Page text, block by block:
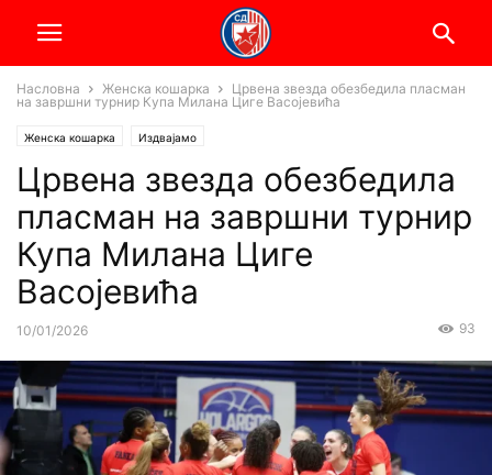
Насловна Женска кошарка
Црвена звезда обезбедила пласман
на завршни турнир Купа Милана Циге Васојевића
Женска кошарка Издвајамо
Црвена звезда обезбедила
пласман на завршни турнир
Купа Милана Циге
Васојевића
10/01/2026 93